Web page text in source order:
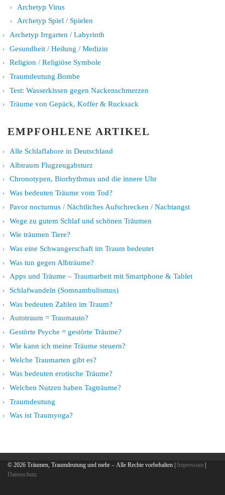
Archetyp Virus
Archetyp Spiel / Spielen
Archetyp Irrgarten / Labyrinth
Gesundheit / Heilung / Medizin
Religion / Religiöse Symbole
Traumdeutung Bombe
Test: Wasserkissen gegen Nackenschmerzen
Träume von Gepäck, Koffer & Rucksack
EMPFOHLENE ARTIKEL
Alle Schlaflabore in Deutschland
Albtraum Flugzeugabsturz
Chronotypen, Biorhythmus und die innere Uhr
Was bedeuten Träume vom Tod?
Pavor nocturnus / Nächtliches Aufschrecken / Nachtangst
Wege zu gutem Schlaf und schönen Träumen
Wie träumen Tiere?
Was eine Schwangerschaft im Traum bedeutet
Was tun gegen Albträume?
Apps und Träume – Traumarbeit mit Smartphone & Tablet
Schlafwandeln (Somnambulismus)
Was bedeuten Zahlen im Traum?
Autotraum = Traumauto?
Gestörte Psyche = gestörte Träume?
Wie kann ich meine Träume steuern?
Welche Traumarten gibt es?
Was bedeuten erotische Träume?
Welchen Nutzen haben Tagträume?
Traumdeutung
Was ist Traumyoga?
© 2026 Träumen, Traumdeutung und mehr – Alle Rechte vorbehalten | Impressum
Datenschutz